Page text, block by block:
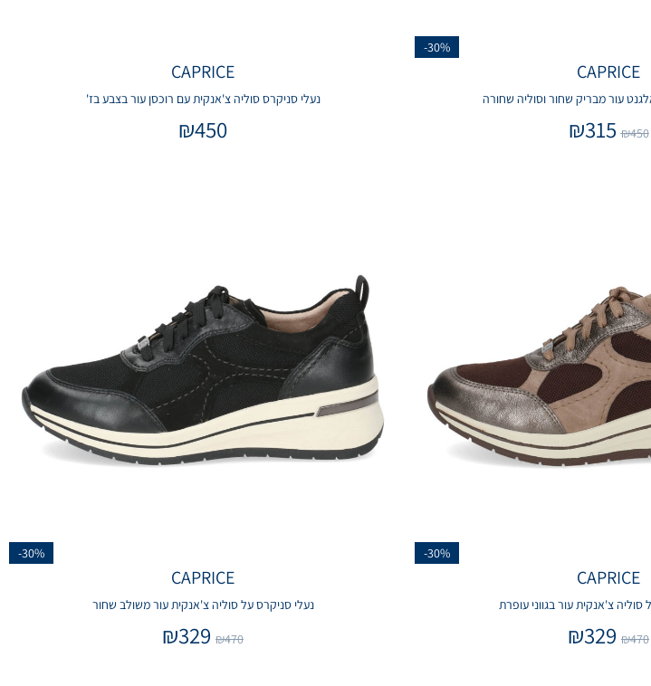
-30%
CAPRICE
עור מבריק שחור וסוליה שחורה
₪450
₪315
CAPRICE
נעלי סניקרס סוליה צ'אנקית עם רוכסן עור בצבע בז'
₪450
-30%
CAPRICE
סוליה צ'אנקית עור בגווני עופרת
₪470
₪329
-30%
CAPRICE
נעלי סניקרס על סוליה צ'אנקית עור משולב שחור
₪470
₪329